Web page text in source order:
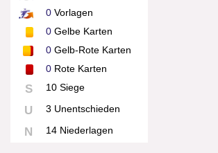
0 Vorlagen
0 Gelbe Karten
0 Gelb-Rote Karten
0 Rote Karten
S 10 Siege
U 3 Unentschieden
N 14 Niederlagen